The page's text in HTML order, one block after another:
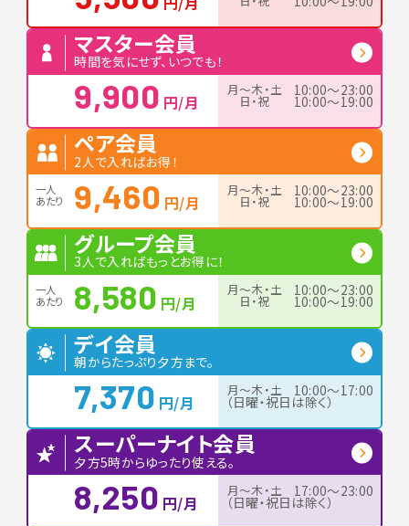
マスター会員
時間を気にせず、いつでも！
9,900 円/月
月〜木・土 10:00〜23:00
日・祝 10:00〜19:00
ペア会員
2人で入ればお得！
一人
あたり
9,460 円/月
月〜木・土 10:00〜23:00
日・祝 10:00〜19:00
グループ会員
3人で入ればもっとお得に！
一人
あたり
8,580 円/月
月〜木・土 10:00〜23:00
日・祝 10:00〜19:00
デイ会員
朝からたっぷり夕方まで。
7,370 円/月
月〜木・土 10:00〜17:00
（日曜・祝日は除く）
スーパーナイト会員
夕方5時からゆったり使える。
8,250 円/月
月〜木・土 17:00〜23:00
（日曜・祝日は除く）